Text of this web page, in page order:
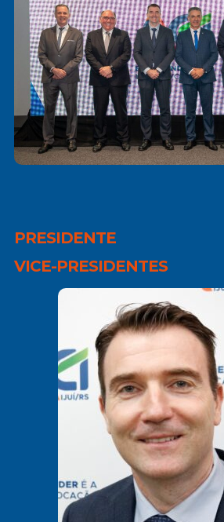
PRESIDENTE
VICE-PRESIDENTES